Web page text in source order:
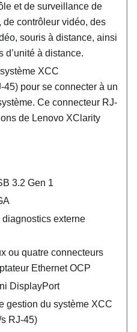
et de surveillance de
de contrôleur vidéo, des
souris à distance, ainsi
d’unité à distance.
XCC
45) pour se connecter à un
Ce connecteur RJ-
de Lenovo XClarity
3.2 Gen 1
externe
ou quatre connecteurs
Ethernet OCP
DisplayPort
gestion du système XCC
RJ-45)